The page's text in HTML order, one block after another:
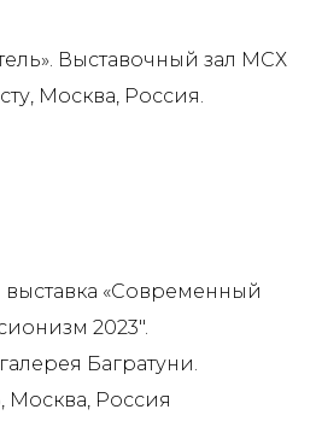
Выставочный зал МСХ
Москва, Россия.
выставка «Современный
2023″.
Багратуни.
Москва, Россия